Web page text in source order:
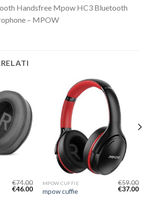
Handsfree Mpow HC3 Bluetooth
– MPOW
€74.00
€46.00
MPOW CUFFIE
mpow cuffie
€59.00
€37.00